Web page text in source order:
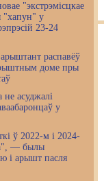
"экстрэмісцкае
"хапун" у
23-24
распавёў
доме пры
не асуджалі
у
ў 2022-м і 2024-
— былы
і арышт пасля